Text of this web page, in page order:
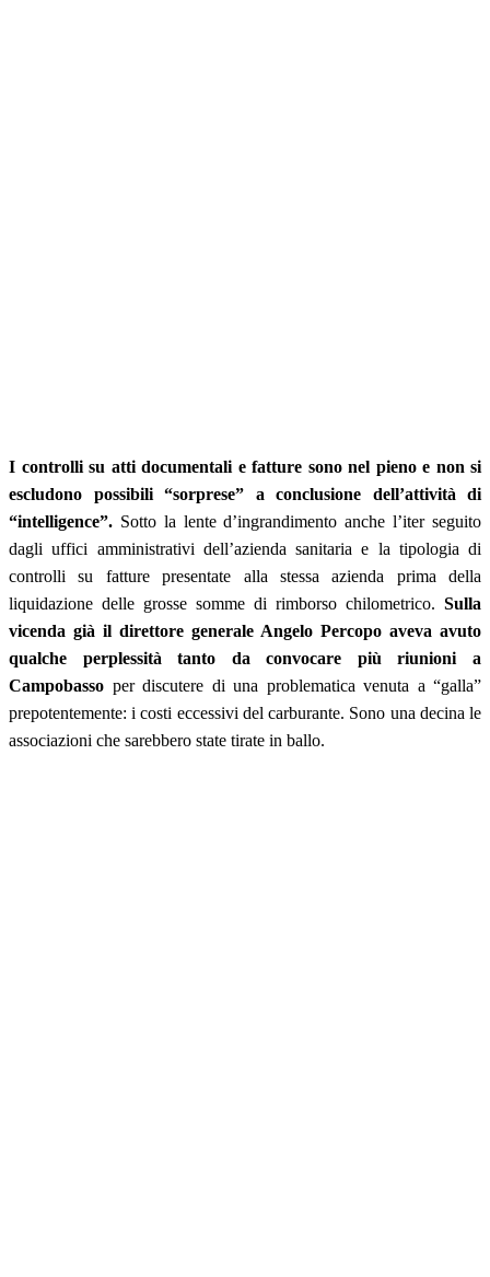
I controlli su atti documentali e fatture sono nel pieno e non si
escludono possibili “sorprese” a conclusione dell’attività di
“intelligence”. Sotto la lente d’ingrandimento anche l’iter seguito
dagli uffici amministrativi dell’azienda sanitaria e la tipologia di
controlli su fatture presentate alla stessa azienda prima della
liquidazione delle grosse somme di rimborso chilometrico. Sulla
vicenda già il direttore generale Angelo Percopo aveva avuto
qualche perplessità tanto da convocare più riunioni a
Campobasso per discutere di una problematica venuta a “galla”
prepotentemente: i costi eccessivi del carburante. Sono una decina le
associazioni che sarebbero state tirate in ballo.